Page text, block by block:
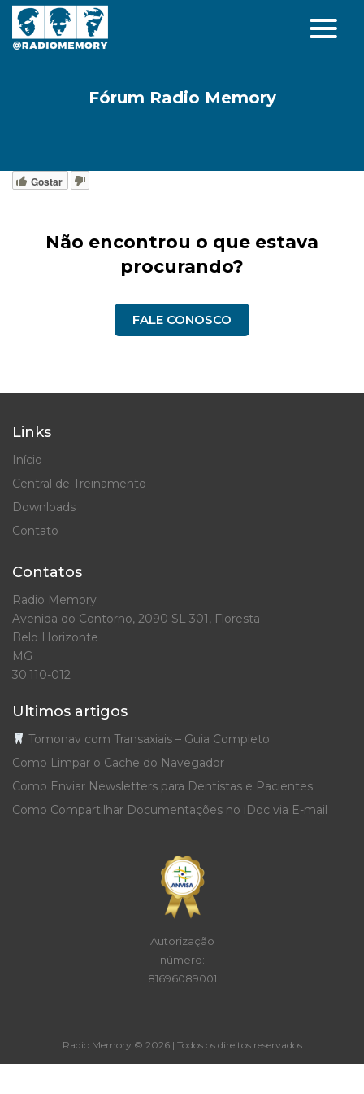
Fórum Radio Memory
Gostar
Não encontrou o que estava
procurando?
FALE CONOSCO
Links
Início
Central de Treinamento
Downloads
Contato
Contatos
Radio Memory
Avenida do Contorno, 2090 SL 301, Floresta
Belo Horizonte
MG
30.110-012
Ultimos artigos
Tomonav com Transaxiais – Guia Completo
Como Limpar o Cache do Navegador
Como Enviar Newsletters para Dentistas e Pacientes
Como Compartilhar Documentações no iDoc via E-mail
Autorização
número:
81696089001
Radio Memory © 2026 | Todos os direitos reservados